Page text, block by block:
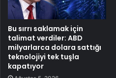
Bu sırrı saklamak için
talimat verdiler: ABD
milyarlarca dolara sattığı
teknolojiyi tek tuşla
kapatıyor